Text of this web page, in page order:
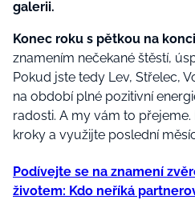
galerii.
Konec roku s pětkou na konci
znamením nečekané štěstí,
Pokud jste tedy Lev, Střelec,
na období plné pozitivní
radosti. A my vám to
kroky a využijte poslední
Podívejte se na znamení
životem: Kdo neříká